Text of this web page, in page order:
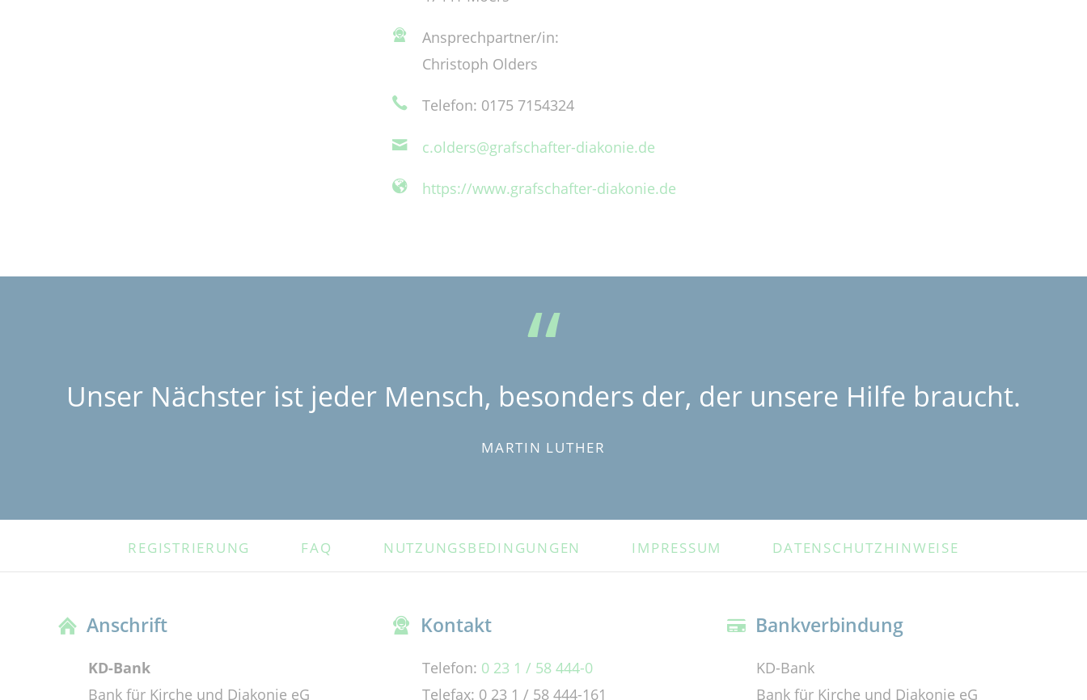
Ansprechpartner/in:
Christoph Olders
Telefon: 0175 7154324
c.olders@grafschafter-diakonie.de
https://www.grafschafter-diakonie.de
Unser Nächster ist jeder Mensch, besonders der, der unsere Hilfe braucht.
MARTIN LUTHER
ÜBERSPRINGEN
REGISTRIERUNG FAQ NUTZUNGSBEDINGUNGEN IMPRESSUM DATENSCHUTZHINWEISE
Anschrift
KD-Bank
Bank für Kirche und Diakonie eG
Kontakt
Telefon: 0 23 1 / 58 444-0
Telefax: 0 23 1 / 58 444-161
Bankverbindung
KD-Bank
Bank für Kirche und Diakonie eG